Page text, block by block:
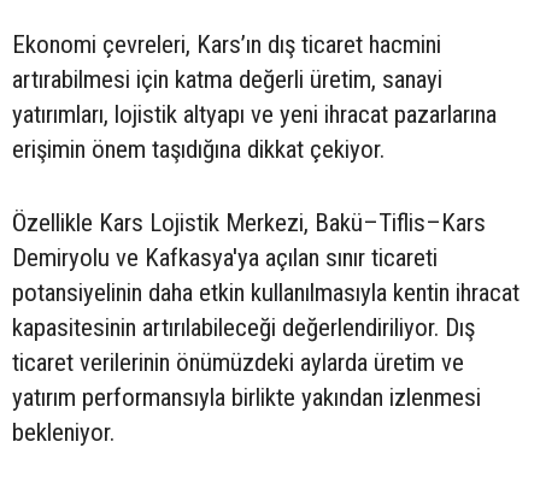
Ekonomi çevreleri, Kars’ın dış ticaret hacmini
artırabilmesi için katma değerli üretim, sanayi
yatırımları, lojistik altyapı ve yeni ihracat pazarlarına
erişimin önem taşıdığına dikkat çekiyor.
Özellikle Kars Lojistik Merkezi, Bakü–Tiflis–Kars
Demiryolu ve Kafkasya'ya açılan sınır ticareti
potansiyelinin daha etkin kullanılmasıyla kentin ihracat
kapasitesinin artırılabileceği değerlendiriliyor. Dış
ticaret verilerinin önümüzdeki aylarda üretim ve
yatırım performansıyla birlikte yakından izlenmesi
bekleniyor.